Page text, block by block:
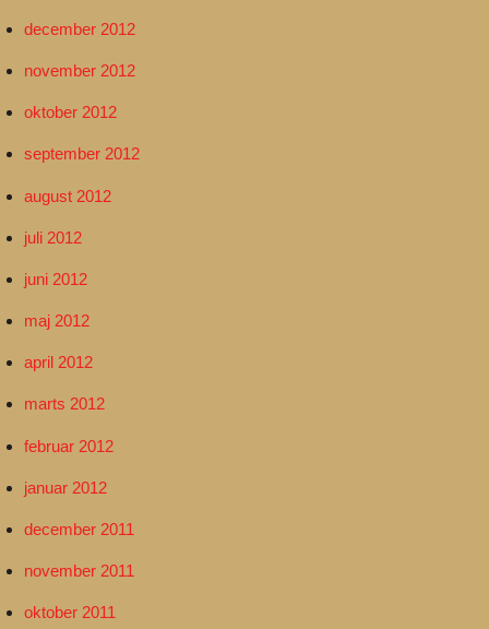
december 2012
november 2012
oktober 2012
september 2012
august 2012
juli 2012
juni 2012
maj 2012
april 2012
marts 2012
februar 2012
januar 2012
december 2011
november 2011
oktober 2011